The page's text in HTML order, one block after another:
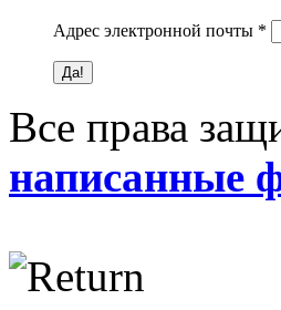
Адрес электронной почты *
Все права
написанные